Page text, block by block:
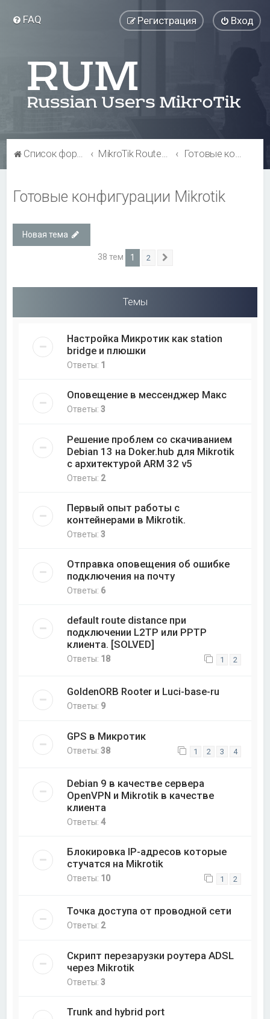
FAQ Вход
Регистрация
Список форумов MikroTik RouterOS Готовые конфигурации Mikrotik
Готовые конфигурации Mikrotik
Новая тема
38 тем 1 2
Темы
Настройка Микротик как station
bridge и плюшки
Ответы: 1
Оповещение в мессенджер Макс
Ответы:3
Решение проблем со скачиванием
Debian 13 на Doker.hub для Mikrotik
с архитектурой ARM 32 v5
Ответы: 2
Первый опыт работы с
контейнерами в Mikrotik.
Ответы:3
Отправка оповещения об ошибке
подключения на почту
Ответы: 6
default route distance при
подключении L2TP или PPTP
клиента. [SOLVED]
Ответы: 18 1 2
GoldenORB Rooter и Luci-base-ru
Ответы: 9
GPS в Микротик
Ответы:38 1 2 3 4
Debian 9 в качестве сервера
OpenVPN и Mikrotik в качестве
клиента
Ответы:4
Блокировка IP-адресов которые
стучатся на Mikrotik
Ответы: 10 1 2
Точка доступа от проводной сети
Ответы: 2
Скрипт перезарузки роутера ADSL
через Mikrotik
Ответы:3
Trunk and hybrid port